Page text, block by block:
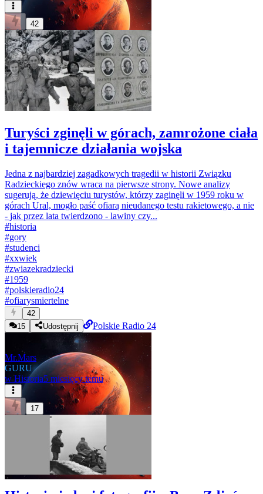
42
Turyści zginęli w górach, zamrożone ciała
i tajemnicze działania wojska
Jedna z najbardziej zagadkowych tragedii w historii Związku
Radzieckiego znów wraca na pierwsze strony. Nowe analizy
sugerują, że dziewięciu turystów, którzy zaginęli w 1959 roku w
górach Ural, mogło paść ofiarą nieudanego testu rakietowego, a nie
- jak przez lata twierdzono - lawiny czy...
#historia
#gory
#studenci
#xxwiek
#zwiazekradziecki
#1959
#polskieradio24
#ofiarysmiertelne
42
15
Udostępnij Polskie Radio 24
Mr.Mars
GURU
w Historia5 miesięcy temu
17